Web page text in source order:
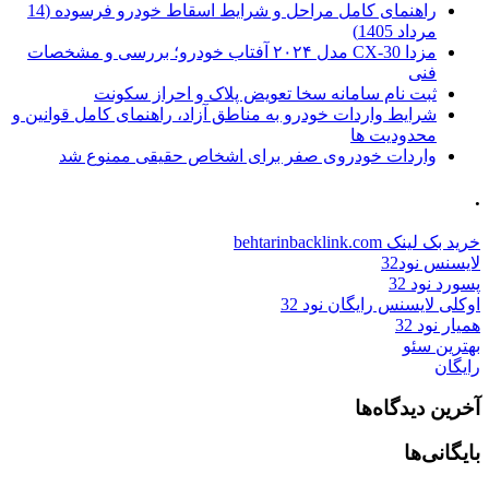
راهنمای کامل مراحل و شرایط اسقاط خودرو فرسوده (14
مرداد 1405)
مزدا CX-30 مدل ۲۰۲۴ آفتاب خودرو؛ بررسی و مشخصات
فنی
ثبت نام سامانه سخا تعویض پلاک و احراز سکونت
شرایط واردات خودرو به مناطق آزاد، راهنمای کامل قوانین و
محدودیت ها
واردات خودروی صفر برای اشخاص حقیقی ممنوع شد
.
خرید بک لینک behtarinbacklink.com
لایسنس نود32
پسورد نود 32
اوکلی لایسنس رایگان نود 32
همیار نود 32
بهترین سئو
رایگان
آخرین دیدگاه‌ها
بایگانی‌ها